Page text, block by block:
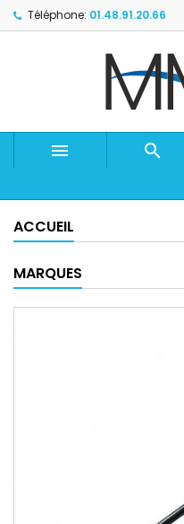
Téléphone: 01.48.91.20.66
 
ACCUEIL
MARQUES